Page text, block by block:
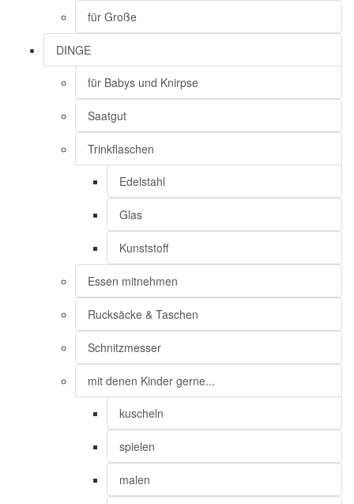
für Große
DINGE
für Babys und Knirpse
Saatgut
Trinkflaschen
Edelstahl
Glas
Kunststoff
Essen mitnehmen
Rucksäcke & Taschen
Schnitzmesser
mit denen Kinder gerne...
kuscheln
spielen
malen